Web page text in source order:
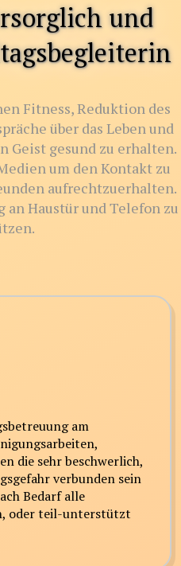
und
Fitness, Reduktion des
über das Leben und
Geist gesund zu erhalten.
um den Kontakt zu
aufrechtzuerhalten.
Haustür und Telefon zu
am
die sehr beschwerlich,
verbunden sein
Bedarf alle
oder teil-unterstützt